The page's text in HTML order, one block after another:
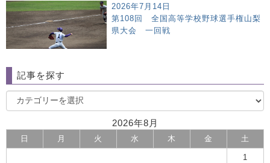
2026年7月14日
第108回 全国高等学校野球選手権山梨
県大会 一回戦
記事を探す
2026年8月
日 月 火 水 木 金 土
1